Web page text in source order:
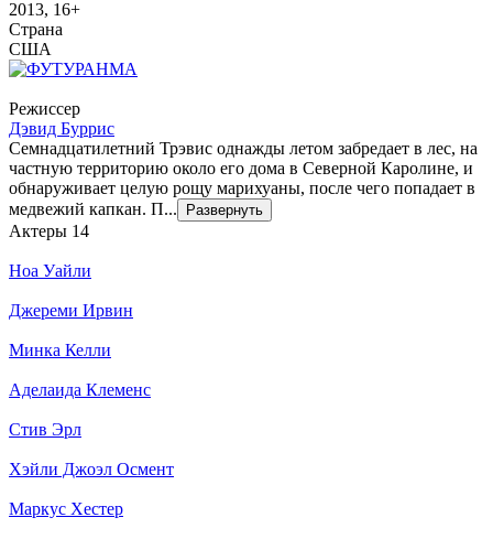
2013, 16+
Страна
США
Режиссер
Дэвид Буррис
Семнадцатилетний Трэвис однажды летом забредает в лес, на
частную территорию около его дома в Северной Каролине, и
обнаруживает целую рощу марихуаны, после чего попадает в
медвежий капкан. П... Развернуть
Актеры 14
Ноа Уайли
Джереми Ирвин
Минка Келли
Аделаида Клеменс
Стив Эрл
Хэйли Джоэл Осмент
Маркус Хестер